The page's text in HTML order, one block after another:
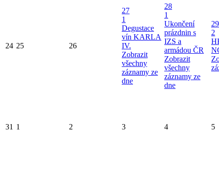
24 25 26
27
1
Degustace
vín KARLA
IV.
Zobrazit
všechny
záznamy ze
dne
28
1
Ukončení
prázdnin s
IZS a
armádou ČR
Zobrazit
všechny
záznamy ze
dne
29
2
31 1 2 3 4 5